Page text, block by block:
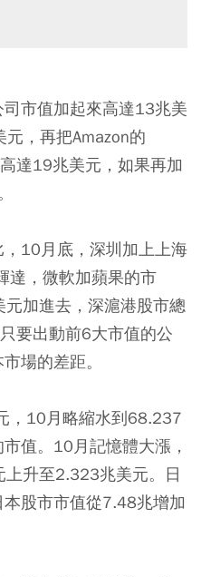
市值加起來高達13兆美
，再把Amazon的
達19兆美元，如果再加
10月底，深圳加上上海
達，微軟加蘋果的市
加進去，深滬港股市總
要出動前6大市值的公
場的差距。
，10月略縮水到68.237
值。10月記憶體大漲，
升至2.323兆美元。日
股市市值從7.48兆增加